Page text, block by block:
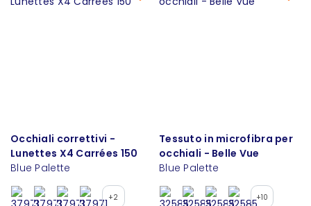
Occhiali correttivi -
Lunettes X4 Carrées 150
Blue Palette
+2
Tessuto in microfibra per
occhiali - Belle Vue
Blue Palette
+10